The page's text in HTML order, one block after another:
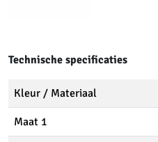
Technische specificaties
Kleur / Materiaal
Maat 1